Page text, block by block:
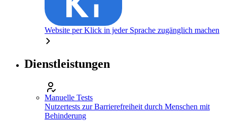
Website per Klick in jeder Sprache zugänglich machen
Dienstleistungen
Manuelle Tests
Nutzertests zur Barrierefreiheit durch Menschen mit
Behinderung